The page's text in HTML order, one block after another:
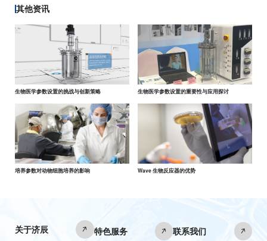
其他资讯
生物医学参数设置的挑战与创新策略 生物医学参数设置的重要性与应用探讨
培养参数对动物细胞培养的影响 Wave 生物反应器的优势
关于济辰 特色服务
联系我们